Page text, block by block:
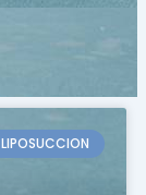
LIPOSUCCION